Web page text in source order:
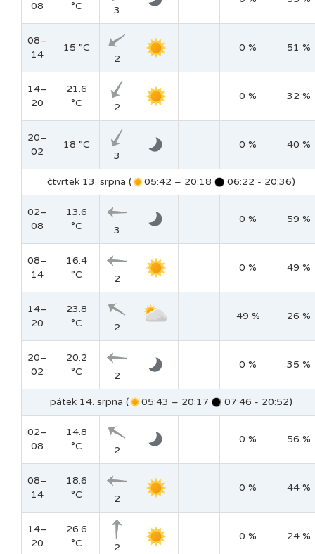
08 °C 3
08–
14
15 °C
2
0 % 51 %
14–
20
21.6
°C
2
0 % 32 %
20–
02
18 °C
3
0 % 40 %
čtvrtek 13. srpna ( 05:42 – 20:18 06:22 - 20:36)
02–
08
13.6
°C
3
0 % 59 %
08–
14
16.4
°C
2
0 % 49 %
14–
20
23.8
°C
2
49 % 26 %
20–
02
20.2
°C
2
0 % 35 %
pátek 14. srpna ( 05:43 – 20:17 07:46 - 20:52)
02–
08
14.8
°C
2
0 % 56 %
08–
14
18.6
°C
2
0 % 44 %
14–
20
26.6
°C
2
0 % 24 %